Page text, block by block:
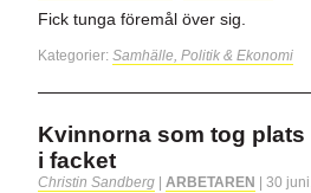
Fick tunga föremål över sig.
Kategorier: Samhälle, Politik & Ekonomi
Kvinnorna som tog
i facket
Christin Sandberg ARBETAREN 30